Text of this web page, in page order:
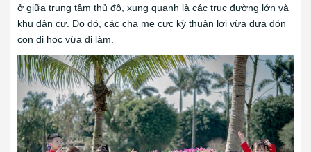
ở giữa trung tâm thủ đô, xung quanh là các trục đường lớn và
khu dân cư. Do đó, các cha mẹ cực kỳ thuận lợi vừa đưa đón
con đi học vừa đi làm.